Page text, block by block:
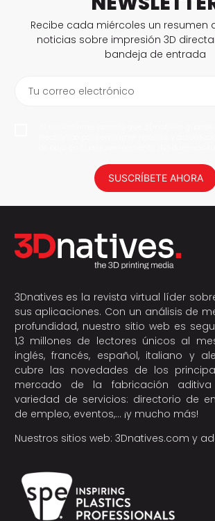
Recibe cada miércoles un resumen
noticias sobre impresión 3D
bandeja de entrada
Tu correo electrónico
SUSCRÍBETE AHORA
3Dnatives es la revista virtual líder
sus aplicaciones. Con un análisis de
profundidad, nuestro sitio web es
1,3 millones de lectores únicos al
inglés, francés, español, italiano y
cubre las novedades de los
mercado de la fabricación
variedad de servicios: directorio de
de empleo, eventos,… ¡y mucho más!
Nuestros sitios web: 3Dnatives.com y